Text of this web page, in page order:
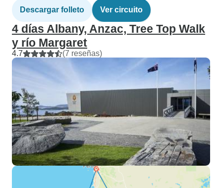
Descargar folleto Ver circuito
4 días Albany, Anzac, Tree Top Walk
y río Margaret
4.7 (7 reseñas)